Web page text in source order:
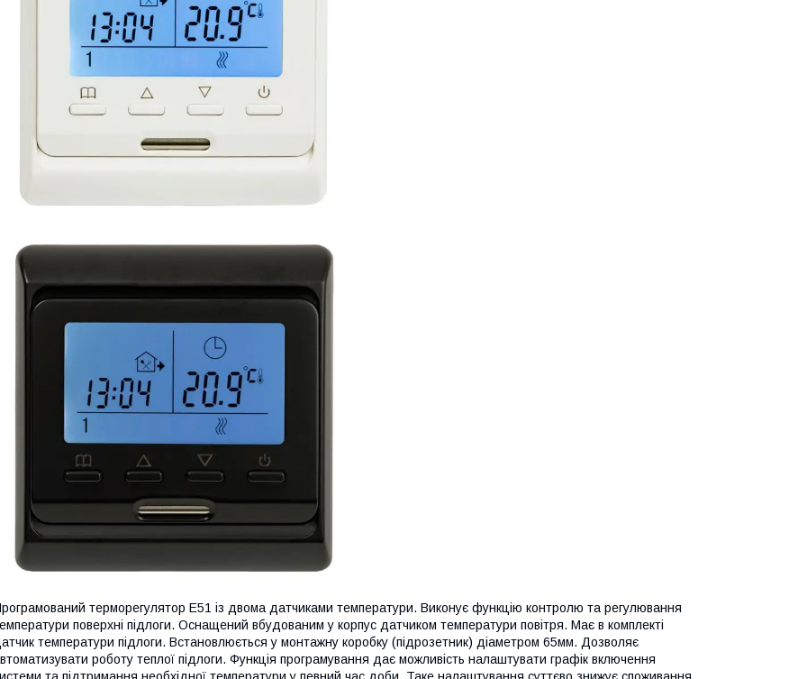
терморегулятор E51 із двома датчиками температури. Виконує функцію контролю та регулювання
поверхні підлоги. Оснащений вбудованим у корпус датчиком температури повітря. Має в комплекті
температури підлоги. Встановлюється у монтажну коробку (підрозетник) діаметром 65мм. Дозволяє
роботу теплої підлоги. Функція програмування дає можливість налаштувати графік включення